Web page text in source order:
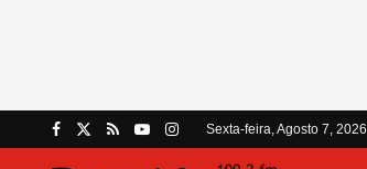
Sexta-feira, Agosto 7, 2026